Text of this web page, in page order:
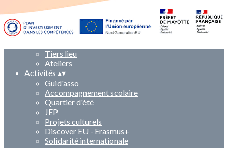
Erasmus+
Qui sommes nous ?▴▾
Tiers-lieu▴▾
Tiers lieu
Ateliers
Activités ▴▾
Guid'asso
Accompagnement scolaire
Quartier d'été
JEP
Projets culturels
Discover EU - Erasmus+
Solidarité internationale